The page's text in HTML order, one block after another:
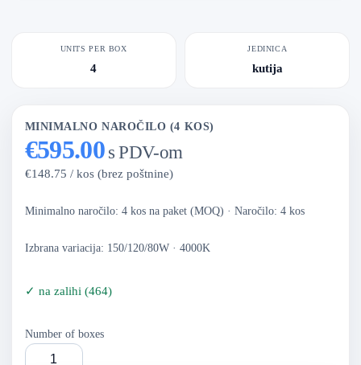
UNITS PER BOX
4
JEDINICA
kutija
MINIMALNO NAROČILO (4 KOS)
€595.00s PDV-om
€148.75 / kos (brez poštnine)
Minimalno naročilo: 4 kos na paket (MOQ) · Naročilo: 4 kos
Izbrana variacija: 150/120/80W · 4000K
✓ na zalihi (464)
Number of boxes